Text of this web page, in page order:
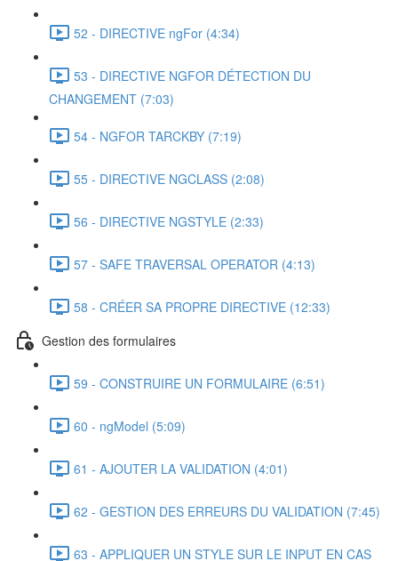
52 - DIRECTIVE ngFor (4:34)
53 - DIRECTIVE NGFOR DÉTECTION DU
CHANGEMENT (7:03)
54 - NGFOR TARCKBY (7:19)
55 - DIRECTIVE NGCLASS (2:08)
56 - DIRECTIVE NGSTYLE (2:33)
57 - SAFE TRAVERSAL OPERATOR (4:13)
58 - CRÉER SA PROPRE DIRECTIVE (12:33)
Gestion des formulaires
59 - CONSTRUIRE UN FORMULAIRE (6:51)
60 - ngModel (5:09)
61 - AJOUTER LA VALIDATION (4:01)
62 - GESTION DES ERREURS DU VALIDATION (7:45)
63 - APPLIQUER UN STYLE SUR LE INPUT EN CAS